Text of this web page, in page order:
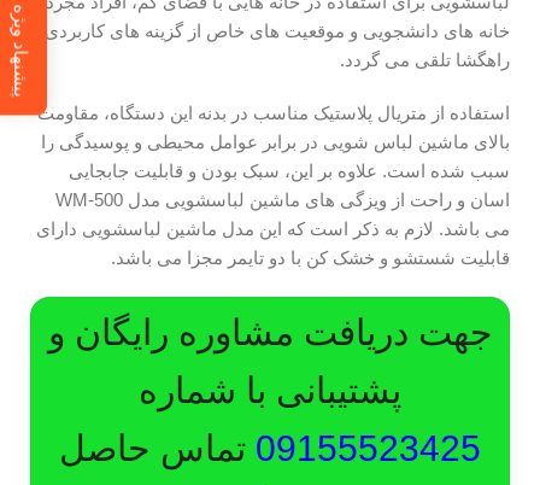
خانه های دانشجویی و موقعیت های خاص از گزینه های کاربردی و
راهگشا تلقی می گردد.
استفاده از متریال پلاستیک مناسب در بدنه این دستگاه، مقاومت
بالای ماشین لباس شویی در برابر عوامل محیطی و پوسیدگی را
سبب شده است. علاوه بر این، سبک بودن و قابلیت جابجایی
اسان و راحت از ویزگی های ماشین لباسشویی مدل WM-500
می باشد. لازم به ذکر است که این مدل ماشین لباسشویی دارای
قابلیت شستشو و خشک کن با دو تایمر مجزا می باشد.
جهت دریافت مشاوره رایگان و
پشتیبانی با شماره
09155523425 تماس حاصل
پیشنهاد ویژه